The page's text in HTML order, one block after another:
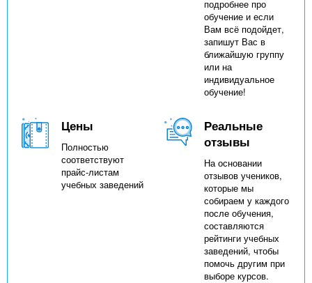
подробнее про
обучение и если
Вам всё подойдет,
запишут Вас в
ближайшую группу
или на
индивидуальное
обучение!
Цены
Полностью
соответствуют
прайс-листам
учебных заведений
Реальные
отзывы
На основании
отзывов учеников,
которые мы
собираем у каждого
после обучения,
составляются
рейтинги учебных
заведений, чтобы
помочь другим при
выборе курсов.